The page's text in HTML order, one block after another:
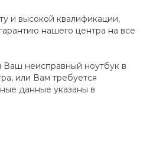
и высокой квалификации,
нашего центра на все
Ваш неисправный ноутбук в
или Вам требуется
данные указаны в